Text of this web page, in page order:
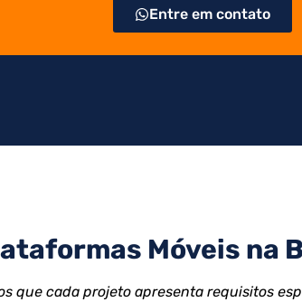
Entre em contato
Móveis na
que cada projeto apresenta requisitos